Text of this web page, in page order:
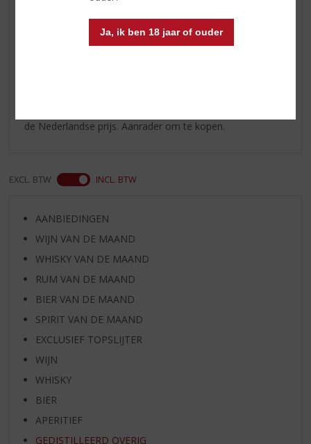
Ja, ik ben 18 jaar of ouder
Ik heb ooit een 1L gekocht in Oekraïne voor 6 euro, in de
de Nederlandse prijs. Aanrader om te kopen.
EXCL. BTW INCL. BTW
AANBIEDINGEN
WIJN VAN DE MAAND
WHISKY VAN DE MAAND
RUM VAN DE MAAND
BIER VAN DE MAAND
SPIRIT VAN DE MAAND
EXCLUSIEF TOPSLIJTER
WIJN
WHISKY
BIER
APERITIEF
GEDISTILLEERD OVERIG